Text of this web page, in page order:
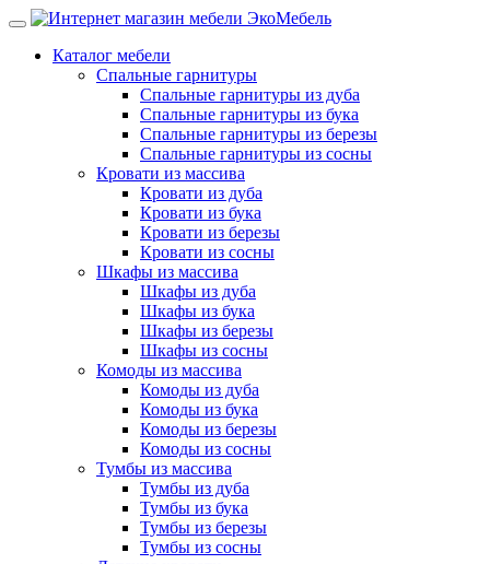
Каталог мебели
Спальные гарнитуры
Спальные гарнитуры из дуба
Спальные гарнитуры из бука
Спальные гарнитуры из березы
Спальные гарнитуры из сосны
Кровати из массива
Кровати из дуба
Кровати из бука
Кровати из березы
Кровати из сосны
Шкафы из массива
Шкафы из дуба
Шкафы из бука
Шкафы из березы
Шкафы из сосны
Комоды из массива
Комоды из дуба
Комоды из бука
Комоды из березы
Комоды из сосны
Тумбы из массива
Тумбы из дуба
Тумбы из бука
Тумбы из березы
Тумбы из сосны